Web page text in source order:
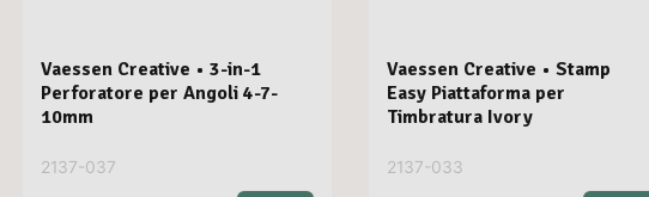
Vaessen Creative • 3-in-1
Perforatore per Angoli 4-7-
10mm
2137-037
Vaessen Creative • Stamp
Easy Piattaforma per
Timbratura Ivory
2137-033